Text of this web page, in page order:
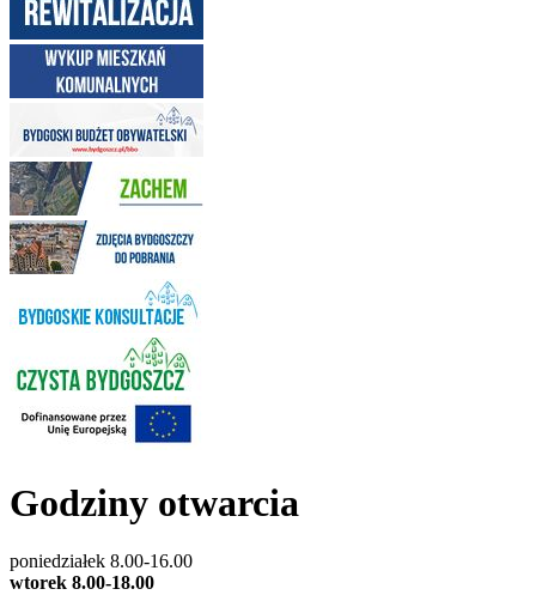
Godziny otwarcia
poniedziałek 8.00-16.00
wtorek 8.00-18.00